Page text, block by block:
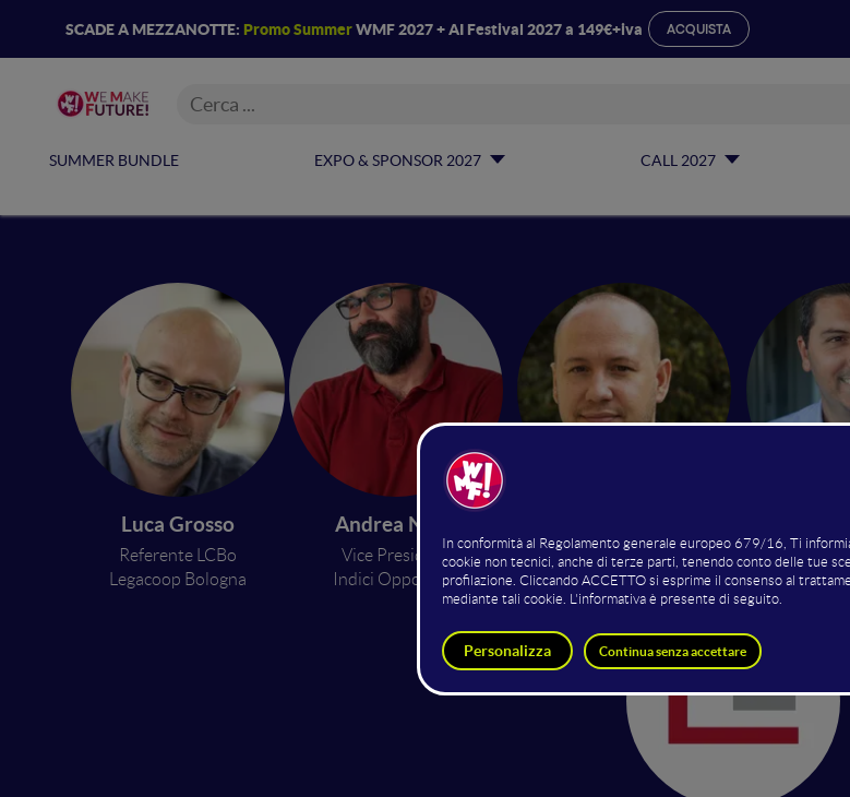
SCADE A MEZZANOTTE: Promo SummerWMF 2027 + AI Festival 2027 a 149€+iva ACQUISTA
SUMMER BUNDLE EXPO & SPONSOR 2027 CALL 2027
Luca Grosso
Referente LCBo
Legacoop Bologna
Andrea Nalin
Vice President
Indici Opponibili
President
Hypernova Società Cooperativa
Co
Refresh